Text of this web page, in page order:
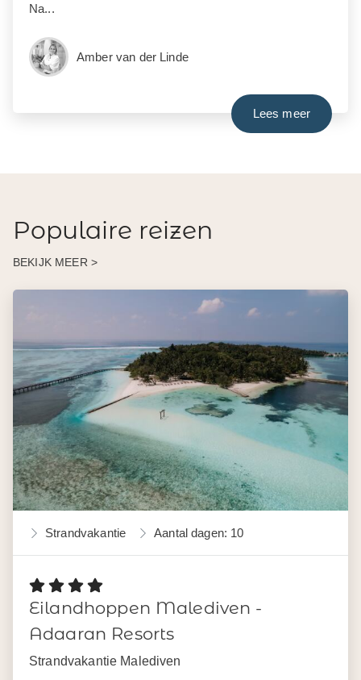
Na...
Amber van der Linde
Lees meer
Populaire reizen
BEKIJK MEER >
Strandvakantie Aantal dagen: 10
Eilandhoppen Malediven -
Adaaran Resorts
Strandvakantie Malediven